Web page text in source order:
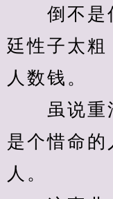
倒不是信
廷性子太粗
人数钱。
虽说重活
是个惜命的
人。